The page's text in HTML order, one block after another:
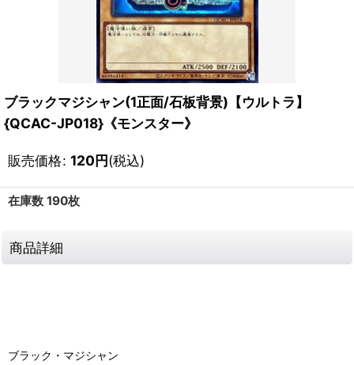
ブラックマジシャン(1正面/石板背景)【ウルトラ】
{QCAC-JP018}《モンスター》
販売価格: 120円(税込)
在庫数 190枚
商品詳細
ブラック・マジシャン